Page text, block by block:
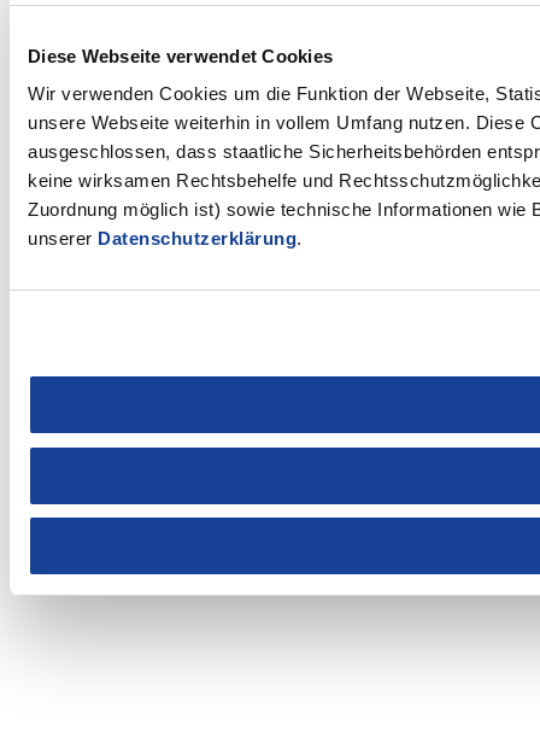
Diese Webseite verwendet Cookies
Wir verwenden Cookies um die Funktion der Webseite,
unsere Webseite weiterhin in vollem Umfang nutzen.
ausgeschlossen, dass staatliche Sicherheitsbehörden
keine wirksamen Rechtsbehelfe und
Zuordnung möglich ist) sowie technische Informationen wie
unserer Datenschutzerklärung.